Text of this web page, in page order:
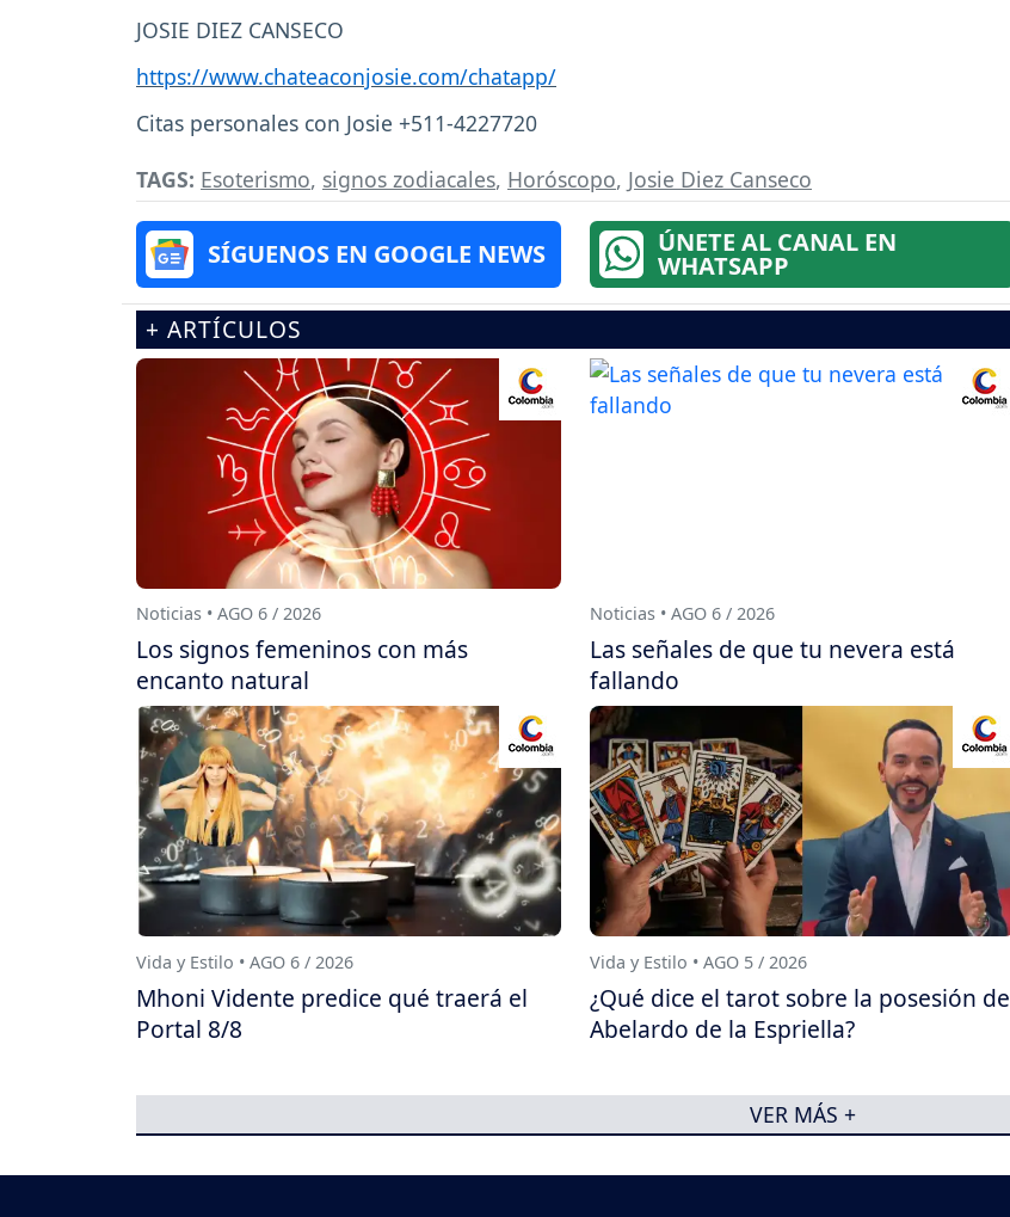
JOSIE DIEZ CANSECO
https://www.chateaconjosie.com/chatapp/
Citas personales con Josie +511-4227720
TAGS: Esoterismo, signos zodiacales, Horóscopo, Josie Diez Canseco
SÍGUENOS EN GOOGLE NEWS ÚNETE AL CANAL EN
WHATSAPP
+ ARTÍCULOS
Noticias • AGO 6 / 2026
Los signos femeninos con más
encanto natural
Noticias • AGO 6 / 2026
Las señales de que tu nevera está
fallando
Vida y Estilo • AGO 6 / 2026
Mhoni Vidente predice qué traerá el
Portal 8/8
Vida y Estilo • AGO 5 / 2026
¿Qué dice el tarot sobre la posesión de
Abelardo de la Espriella?
VER MÁS +